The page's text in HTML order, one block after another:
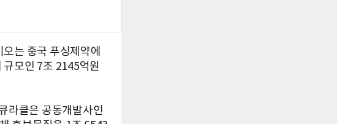
는 중국 푸싱제약에
모인 7조 2145억원
라클은 공동개발사인